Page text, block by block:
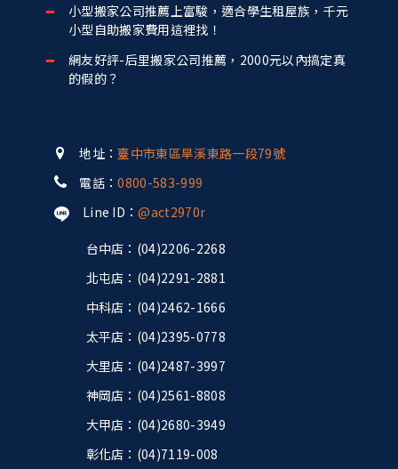
小型搬家公司推薦上富駿，適合學生租屋族，千元
小型自助搬家費用這裡找！
網友好評-后里搬家公司推薦，2000元以內搞定真
的假的？
地址：臺中市東區旱溪東路一段79號
電話：0800-583-999
Line ID：@act2970r
台中店：(04)2206-2268
北屯店：(04)2291-2881
中科店：(04)2462-1666
太平店：(04)2395-0778
大里店：(04)2487-3997
神岡店：(04)2561-8808
大甲店：(04)2680-3949
彰化店：(04)7119-008